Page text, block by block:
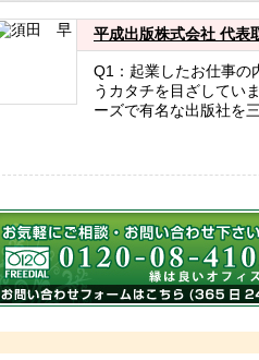
平成出版株式会社 代
Q1：起業したお仕事の
うカタチを目ざしてい
ーズで有名な出版社を